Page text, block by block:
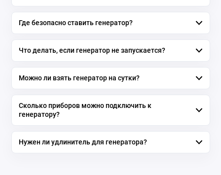
Где безопасно ставить генератор?
Что делать, если генератор не запускается?
Можно ли взять генератор на сутки?
Сколько приборов можно подключить к
генератору?
Нужен ли удлинитель для генератора?